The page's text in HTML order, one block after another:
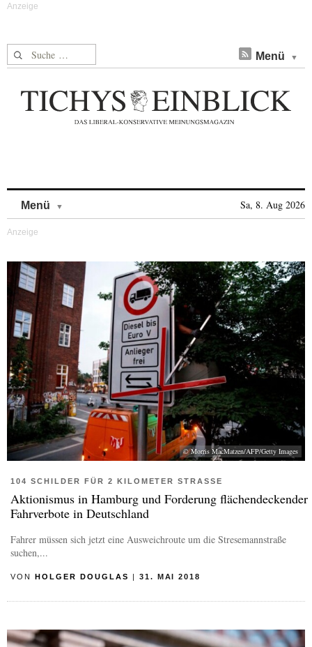
Suche nach: Menü
Menü Sa, 8. Aug 2026
© Morris MacMatzen/AFP/Getty Images
104 SCHILDER FÜR 2 KILOMETER STRASSE
Aktionismus in Hamburg und Forderung flächendeckender
Fahrverbote in Deutschland
Fahrer müssen sich jetzt eine Ausweichroute um die Stresemannstraße
suchen,...
VON HOLGER DOUGLAS | 31. MAI 2018